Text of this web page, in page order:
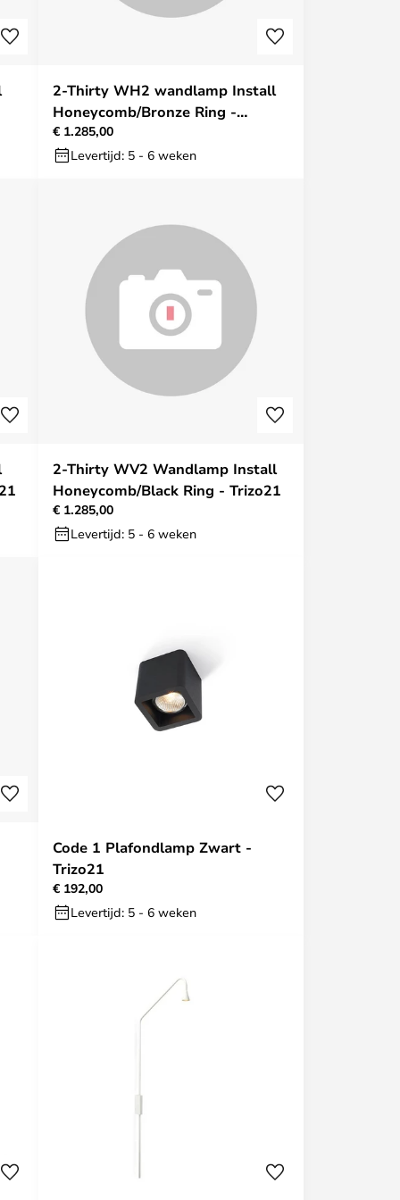
2-Thirty WH2 wandlamp Install
Honeycomb/Bronze Ring -
Trizo21
€ 1.285,00
Levertijd: 5 - 6 weken
2-Thirty WV2 Wandlamp Install
Honeycomb/Black Ring - Trizo21
€ 1.285,00
Levertijd: 5 - 6 weken
Code 1 Plafondlamp Zwart -
Trizo21
€ 192,00
Levertijd: 5 - 6 weken